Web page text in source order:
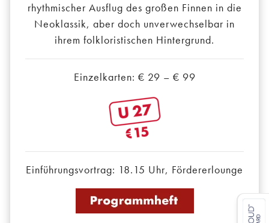
rhythmischer Ausflug des großen Finnen in die
Neoklassik, aber doch unverwechselbar in
ihrem folkloristischen Hintergrund.
Einzelkarten: € 29 – € 99
Einführungsvortrag: 18.15 Uhr, Fördererlounge